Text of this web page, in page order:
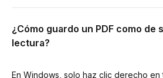
¿Cómo guardo un PDF como de
lectura?
En Windows, solo haz clic derecho en